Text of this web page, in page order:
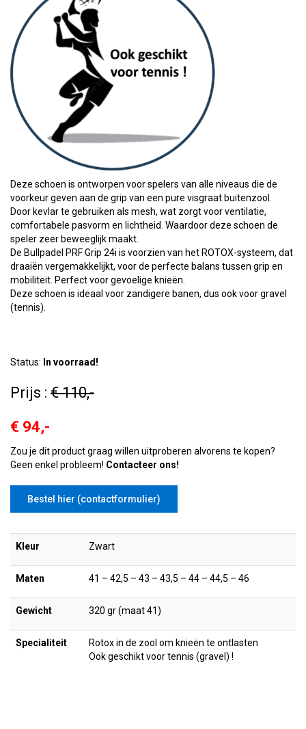
Deze schoen is ontworpen voor spelers van alle niveaus die de
voorkeur geven aan de grip van een pure visgraat buitenzool.
Door kevlar te gebruiken als mesh, wat zorgt voor ventilatie,
comfortabele pasvorm en lichtheid. Waardoor deze schoen de
speler zeer beweeglijk maakt.
De Bullpadel PRF Grip 24i is voorzien van het ROTOX-systeem, dat
draaiën vergemakkelijkt, voor de perfecte balans tussen grip en
mobiliteit. Perfect voor gevoelige knieën.
Deze schoen is ideaal voor zandigere banen, dus ook voor gravel
(tennis).
Status: In voorraad!
Prijs : € 110,-
€ 94,-
Zou je dit product graag willen uitproberen alvorens te kopen?
Geen enkel probleem! Contacteer ons!
Bestel hier (contactformulier)
Kleur Zwart
Maten 41 – 42,5 – 43 – 43,5 – 44 – 44,5 – 46
Gewicht 320 gr (maat 41)
Specialiteit
Rotox in de zool om knieën te ontlasten
Ook geschikt voor tennis (gravel) !